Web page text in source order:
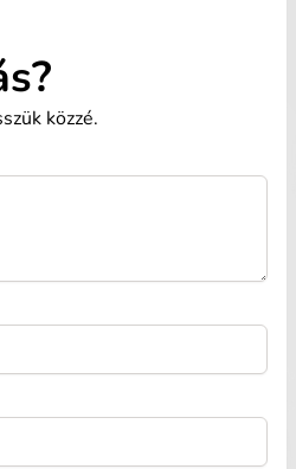
közzé.